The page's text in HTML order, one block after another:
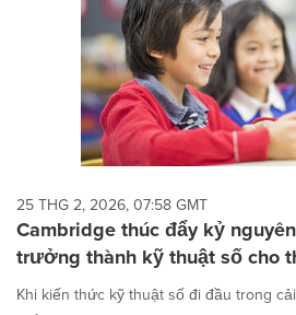
25 THG 2, 2026, 07:58 GMT
Cambridge thúc đẩy kỷ
trưởng thành kỹ thuật số cho
Khi kiến thức kỹ thuật số đi đầu trong